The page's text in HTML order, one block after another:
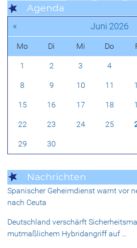
Agenda
« Juni 2026
Mo Di Mi Do
1 2 3 4
8 9 10 11
15 16 17 18
22 23 24 25
29 30
Nachrichten
Spanischer Geheimdienst warnt vor
nach Ceuta
Deutschland verschärft
mutmaßlichem Hybridangriff auf …